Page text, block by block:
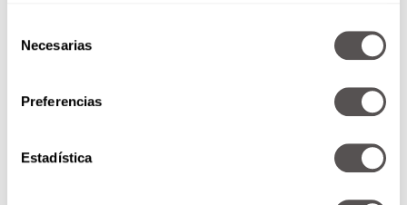
Necesarias
Preferencias
Estadística
Livingroom party
de tus abuelos. Si pueden, háganla juntos.
, donde canten y
reventón. Vas a ver que no solo amplías tu gusto